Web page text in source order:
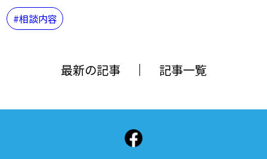
相談内容
最新の記事 記事一覧